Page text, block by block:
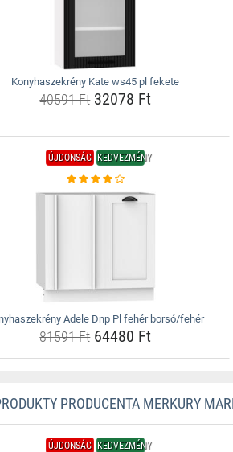
Konyhaszekrény Kate ws45 pl fekete
40591 Ft32078 Ft
ÚJDONSÁG KEDVEZMÉNY
Adele Dnp Pl fehér borsó/fehér
81591 Ft64480 Ft
PRODUCENTA MERKURY
ÚJDONSÁG KEDVEZMÉNY